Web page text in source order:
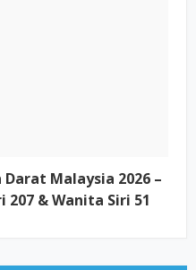
Malaysia 2026 –
& Wanita Siri 51